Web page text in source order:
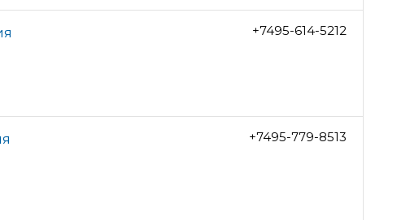
+7495-614-5212
+7495-779-8513